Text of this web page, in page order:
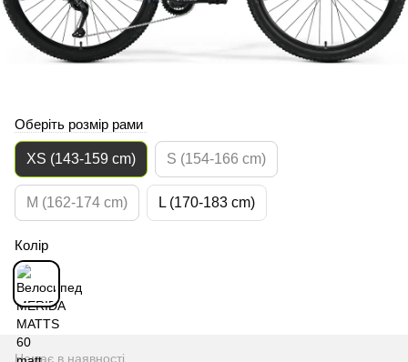
Оберіть розмір рами
XS (143-159 cm) S (154-166 cm)
M (162-174 cm) L (170-183 cm)
Колір
Немає в наявності